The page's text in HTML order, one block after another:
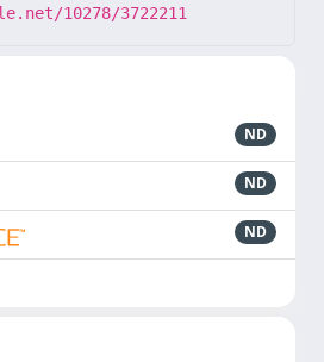
10278/3722211
ND
ND
ND